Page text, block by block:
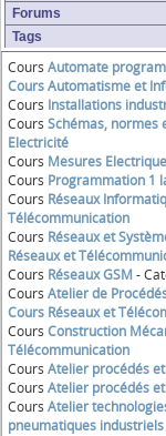
Forums
Tags
Cours Automate
Cours Automatisme et
Cours Installations
Cours Schémas, normes
Electricité
Cours Mesures
Cours Programmation 1
Cours Réseaux
Télécommunication
Cours Réseaux et
Réseaux et
Cours Réseaux GSM -
Cours Atelier de
Cours Réseaux et
Cours Construction
Télécommunication
Cours Atelier procédés
Cours Atelier procédés
Cours Atelier
pneumatiques industriels